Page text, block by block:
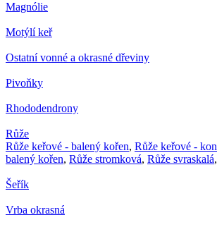
Magnólie
Motýlí keř
Ostatní vonné a okrasné dřeviny
Pivoňky
Rhododendrony
Růže
Růže keřové - balený kořen, Růže keřové -
balený kořen, Růže stromková, Růže svraskalá,
Šeřík
Vrba okrasná